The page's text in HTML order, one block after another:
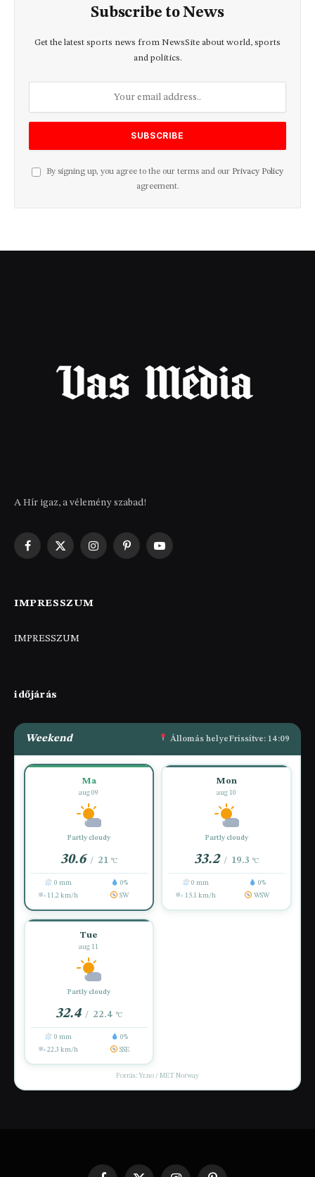
Subscribe to News
Get the latest sports news from NewsSite about world, sports
and politics.
By signing up, you agree to the our terms and our Privacy Policy
agreement.
A Hír igaz, a vélemény szabad!
Facebook
X
InstagramPinterestYouTube
IMPRESSZUM
IMPRESSZUM
időjárás
Weekend Állomás helyeFrissítve: 14:09
Ma
aug 09
Partly cloudy
30.6 / 21 °C
0 mm
0%
11.2 km/h
SW
Mon
aug 10
Partly cloudy
33.2 / 19.3 °C
0 mm
0%
15.1 km/h
WSW
Tue
aug 11
Partly cloudy
32.4 / 22.4 °C
0 mm
0%
22.3 km/h
SSE
Forrás: Yr.no / MET Norway